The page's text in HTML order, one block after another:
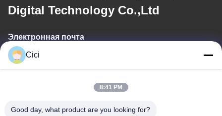
Digital Technology Co.,Ltd
Электронная почта
sales03@bjgprojection.com
Cici
8:41 PM
Good day, what product are you looking for?